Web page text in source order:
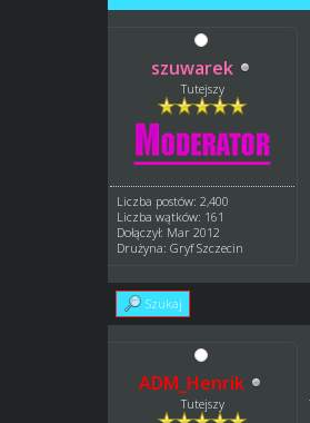
szuwarek
Tutejszy
Liczba postów: 2,400
Liczba wątków: 161
Dołączył: Mar 2012
Drużyna: Gryf Szczecin
Szukaj
ADM_Henrik
Tutejszy